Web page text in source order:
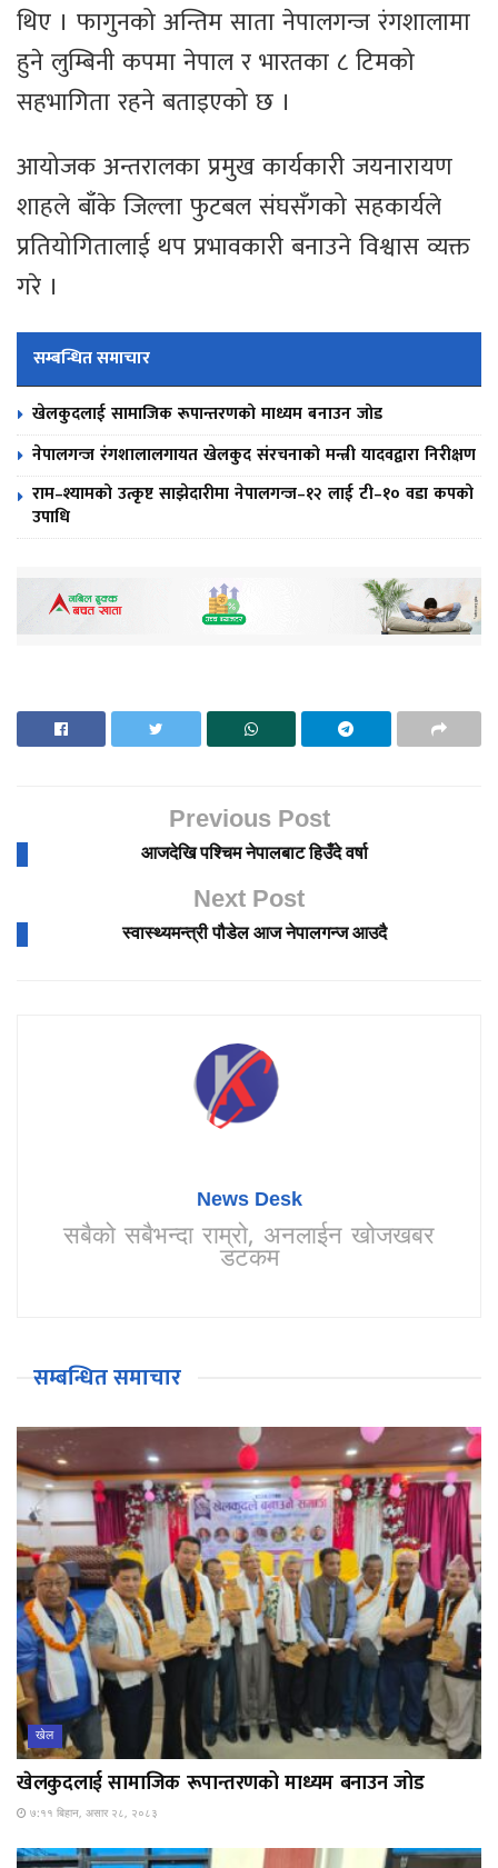
थिए । फागुनको अन्तिम साता नेपालगन्ज रंगशालामा
हुने लुम्बिनी कपमा नेपाल र भारतका ८ टिमको
सहभागिता रहने बताइएको छ ।
आयोजक अन्तरालका प्रमुख कार्यकारी जयनारायण
शाहले बाँके जिल्ला फुटबल संघसँगको सहकार्यले
प्रतियोगितालाई थप प्रभावकारी बनाउने विश्वास व्यक्त
गरे ।
सम्बन्धित समाचार
खेलकुदलाई सामाजिक रूपान्तरणको माध्यम बनाउन जोड
नेपालगन्ज रंगशालालगायत खेलकुद संरचनाको मन्त्री यादवद्वारा निरीक्षण
राम–श्यामको उत्कृष्ट साझेदारीमा नेपालगन्ज–१२ लाई टी–१० वडा कपको
उपाधि
Previous Post
आजदेखि पश्चिम नेपालबाट हिउँदे वर्षा
Next Post
स्वास्थ्यमन्त्री पौडेल आज नेपालगन्ज आउदै
News Desk
सबैको सबैभन्दा राम्रो, अनलाईन खोजखबर
डटकम
सम्बन्धित समाचार
खेल
खेलकुदलाई सामाजिक रूपान्तरणको माध्यम बनाउन जोड
७:११ बिहान, असार २८, २०८३